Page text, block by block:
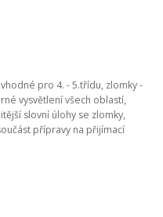
pro 4. - 5.třídu, zlomky -
vysvětlení všech oblastí,
slovní úlohy se zlomky,
přípravy na přijímací